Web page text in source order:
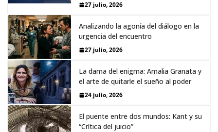
27 julio, 2026
Analizando la agonía del diálogo en la
urgencia del encuentro
27 julio, 2026
La dama del enigma: Amalia Granata y
el arte de quitarle el sueño al poder
24 julio, 2026
El puente entre dos mundos: Kant y su
“Crítica del juicio”